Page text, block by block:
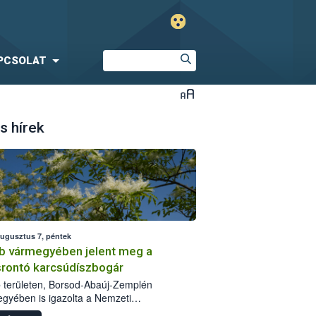
hírek
7, péntek
vármegyében jelent meg a
karcsúdíszbogár
területen, Borsod-Abaúj-Zemplén
is igazolta a Nemzeti
biztonsági Hivatal (Nébih) a